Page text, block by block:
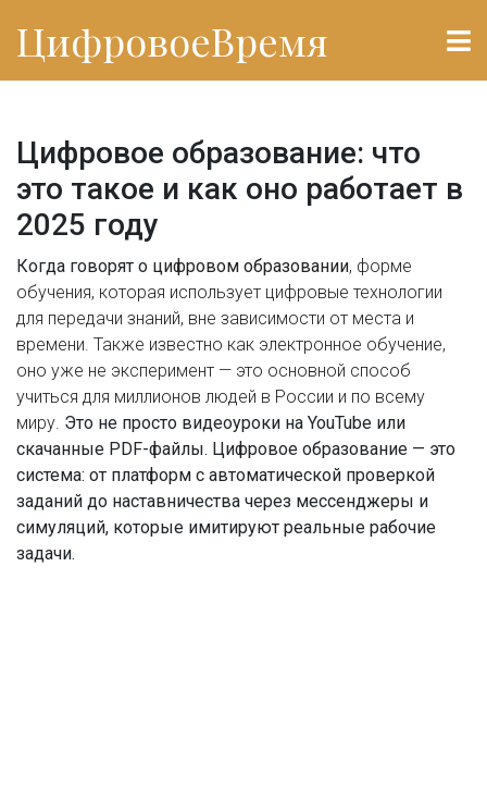
ЦифровоеВремя
Цифровое образование: что
это такое и как оно работает в
2025 году
Когда говорят о цифровом образовании, форме
обучения, которая использует цифровые технологии
для передачи знаний, вне зависимости от места и
времени. Также известно как электронное обучение,
оно уже не эксперимент — это основной способ
учиться для миллионов людей в России и по всему
миру. Это не просто видеоуроки на YouTube или
скачанные PDF-файлы. Цифровое образование — это
система: от платформ с автоматической проверкой
заданий до наставничества через мессенджеры и
симуляций, которые имитируют реальные рабочие
задачи.